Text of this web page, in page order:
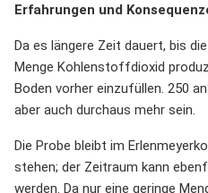
Erfahrungen und
Da es längere Zeit dauert, bis
Menge Kohlenstoffdioxid
Boden vorher einzufüllen. 250
aber auch durchaus mehr sein.
Die Probe bleibt im
stehen; der Zeitraum kann
werden. Da nur eine geringe